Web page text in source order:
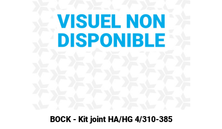
BOCK - Kit joint HA/HG 4/310-385